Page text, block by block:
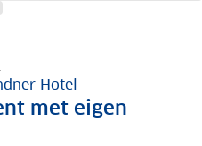
Hotel
met eigen